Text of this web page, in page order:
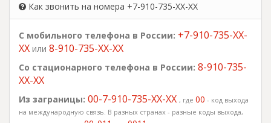
Как звонить на номера +7-910-735-XX-XX
С мобильного телефона в России: +7-910-735-XX-
XX или 8-910-735-XX-XX
Со стационарного телефона в России: 8-910-735-
XX-XX
Из заграницы: 00-7-910-735-XX-XX , где 00 - код выхода
на международную связь. В разных странах - разные коды выхода,